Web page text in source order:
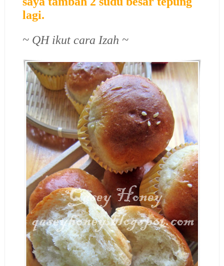
lagi.
~ QH ikut cara Izah ~